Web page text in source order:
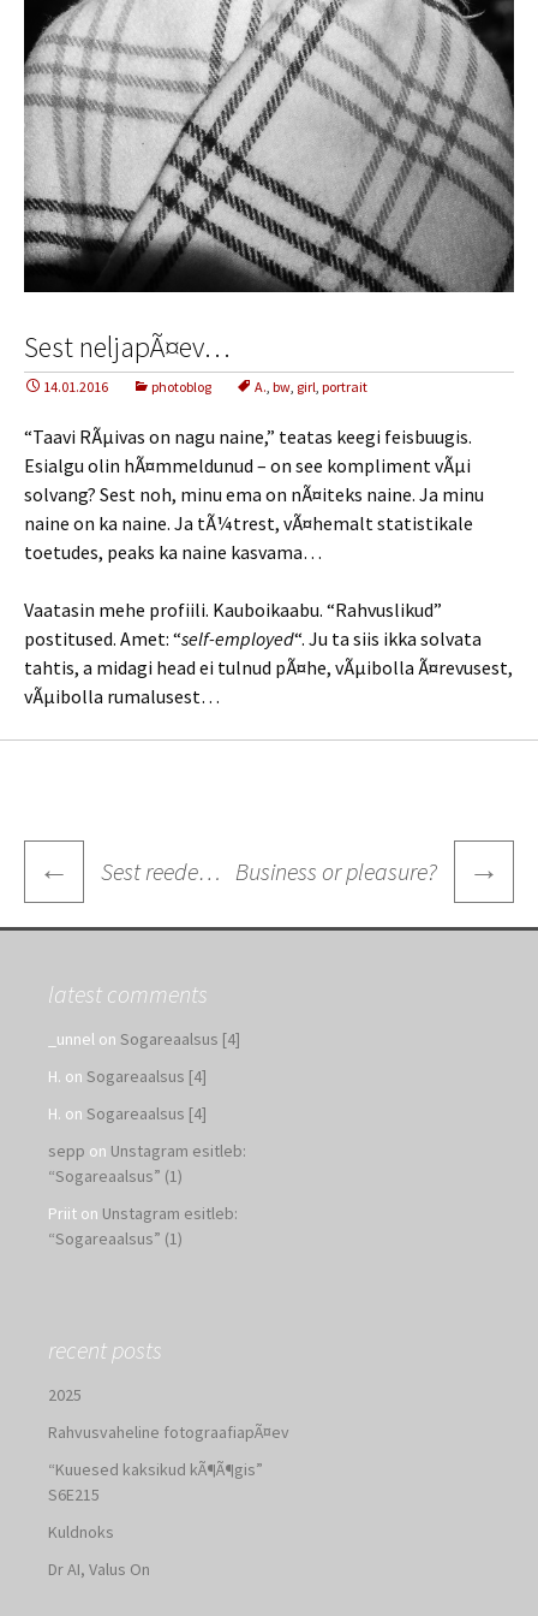
Sest neljapÃ¤ev…
14.01.2016 photoblog A., bw, girl, portrait
“Taavi RÃµivas on nagu naine,” teatas keegi feisbuugis.
Esialgu olin hÃ¤mmeldunud – on see kompliment vÃµi
solvang? Sest noh, minu ema on nÃ¤iteks naine. Ja minu
naine on ka naine. Ja tÃ¼trest, vÃ¤hemalt statistikale
toetudes, peaks ka naine kasvama…
Vaatasin mehe profiili. Kauboikaabu. “Rahvuslikud”
postitused. Amet: “self-employed“. Ju ta siis ikka solvata
tahtis, a midagi head ei tulnud pÃ¤he, vÃµibolla Ã¤revusest,
vÃµibolla rumalusest…
Post
navigation
← Sest reede… Business or pleasure? →
latest comments
_unnel on Sogareaalsus [4]
H. on Sogareaalsus [4]
H. on Sogareaalsus [4]
sepp on Unstagram esitleb:
“Sogareaalsus” (1)
Priit on Unstagram esitleb:
“Sogareaalsus” (1)
recent posts
2025
Rahvusvaheline fotograafiapÃ¤ev
“Kuuesed kaksikud kÃ¶Ã¶gis”
S6E215
Kuldnoks
Dr AI, Valus On